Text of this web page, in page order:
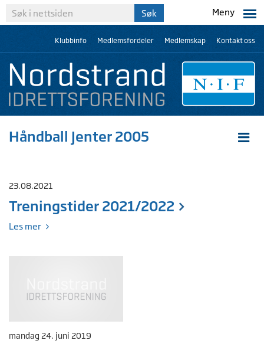
Meny
Klubbinfo Medlemsfordeler Medlemskap Kontakt oss
Håndball Jenter 2005
23.08.2021
Treningstider 2021/2022
Les mer
mandag 24. juni 2019